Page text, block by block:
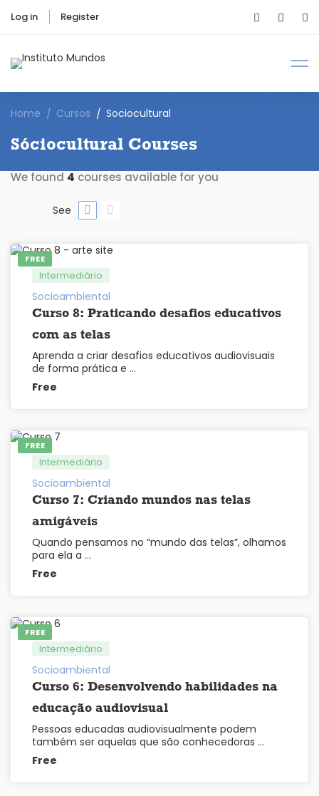
Log in Register
Home Cursos Sociocultural
Sóciocultural Courses
We found 4 courses available for you
See
FREE
Intermediário
Socioambiental
Curso 8: Praticando desafios educativos
com as telas
Aprenda a criar desafios educativos audiovisuais
de forma prática e …
Free
FREE
Intermediário
Socioambiental
Curso 7: Criando mundos nas telas
amigáveis
Quando pensamos no “mundo das telas”, olhamos
para ela a …
Free
FREE
Intermediário
Socioambiental
Curso 6: Desenvolvendo habilidades na
educação audiovisual
Pessoas educadas audiovisualmente podem
também ser aquelas que são conhecedoras …
Free